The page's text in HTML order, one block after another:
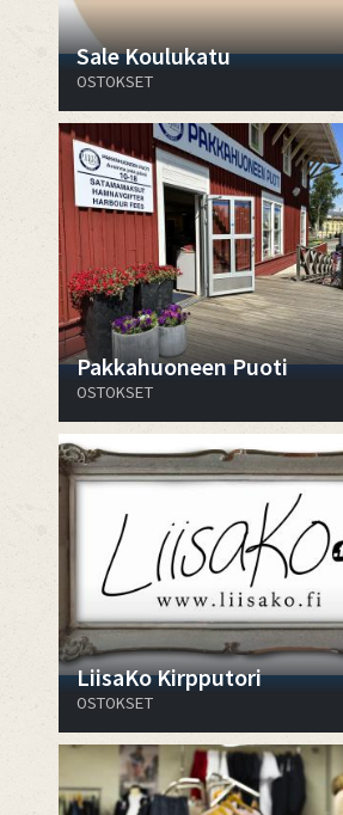
Sale Koulukatu
OSTOKSET
Pakkahuoneen Puoti
OSTOKSET
LiisaKo Kirpputori
OSTOKSET